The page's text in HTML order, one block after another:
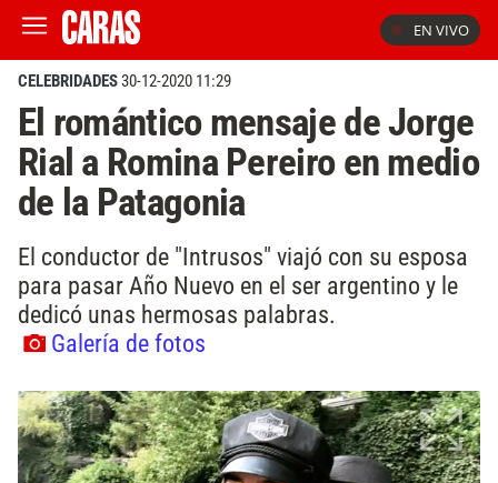
EN VIVO
CELEBRIDADES30-12-2020 11:29
El romántico mensaje de Jorge
Rial a Romina Pereiro en medio
de la Patagonia
El conductor de "Intrusos" viajó con su esposa
para pasar Año Nuevo en el ser argentino y le
dedicó unas hermosas palabras.
Galería de fotos